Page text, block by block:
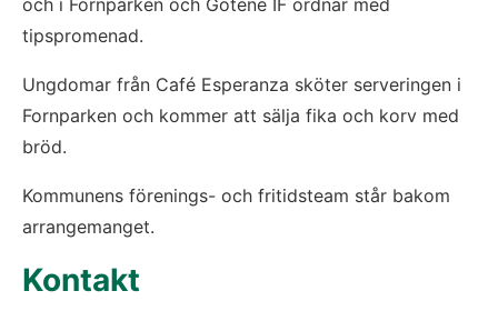
tipspromenad.
Ungdomar från Café Esperanza sköter serveringen i
Fornparken och kommer att sälja fika och korv med
bröd.
Kommunens förenings- och fritidsteam står bakom
arrangemanget.
Kontakt